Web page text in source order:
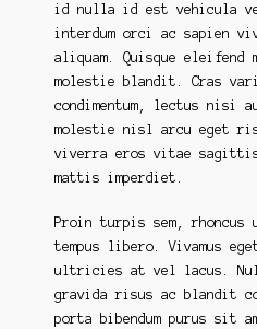
id nulla id est vehicula
interdum orci ac sapien
aliquam. Quisque eleifend
molestie blandit. Cras
condimentum, lectus nisi
molestie nisl arcu eget
viverra eros vitae
mattis imperdiet.
Proin turpis sem, rhoncus
tempus libero. Vivamus
ultricies at vel lacus.
gravida risus ac blandit
porta bibendum purus sit